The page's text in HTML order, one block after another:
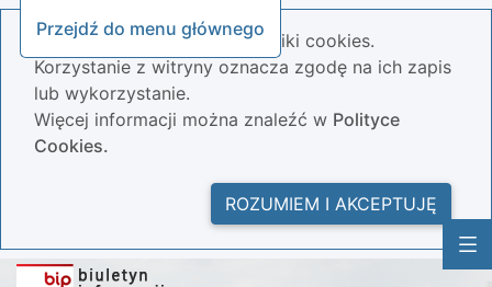
Przejdź do menu głównego
Nasza strona wykorzystuje pliki cookies.
Korzystanie z witryny oznacza zgodę na ich zapis
lub wykorzystanie.
Więcej informacji można znaleźć w Polityce
Cookies.
ROZUMIEM I AKCEPTUJĘ